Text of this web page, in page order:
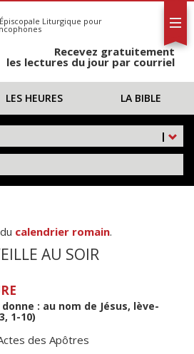
Liturgique pour
Recevez gratuitement
les lectures du jour par courriel
LES HEURES LA BIBLE
|
calendrier romain.
AU SOIR
: au nom de Jésus, lève-
1-10)
des Apôtres